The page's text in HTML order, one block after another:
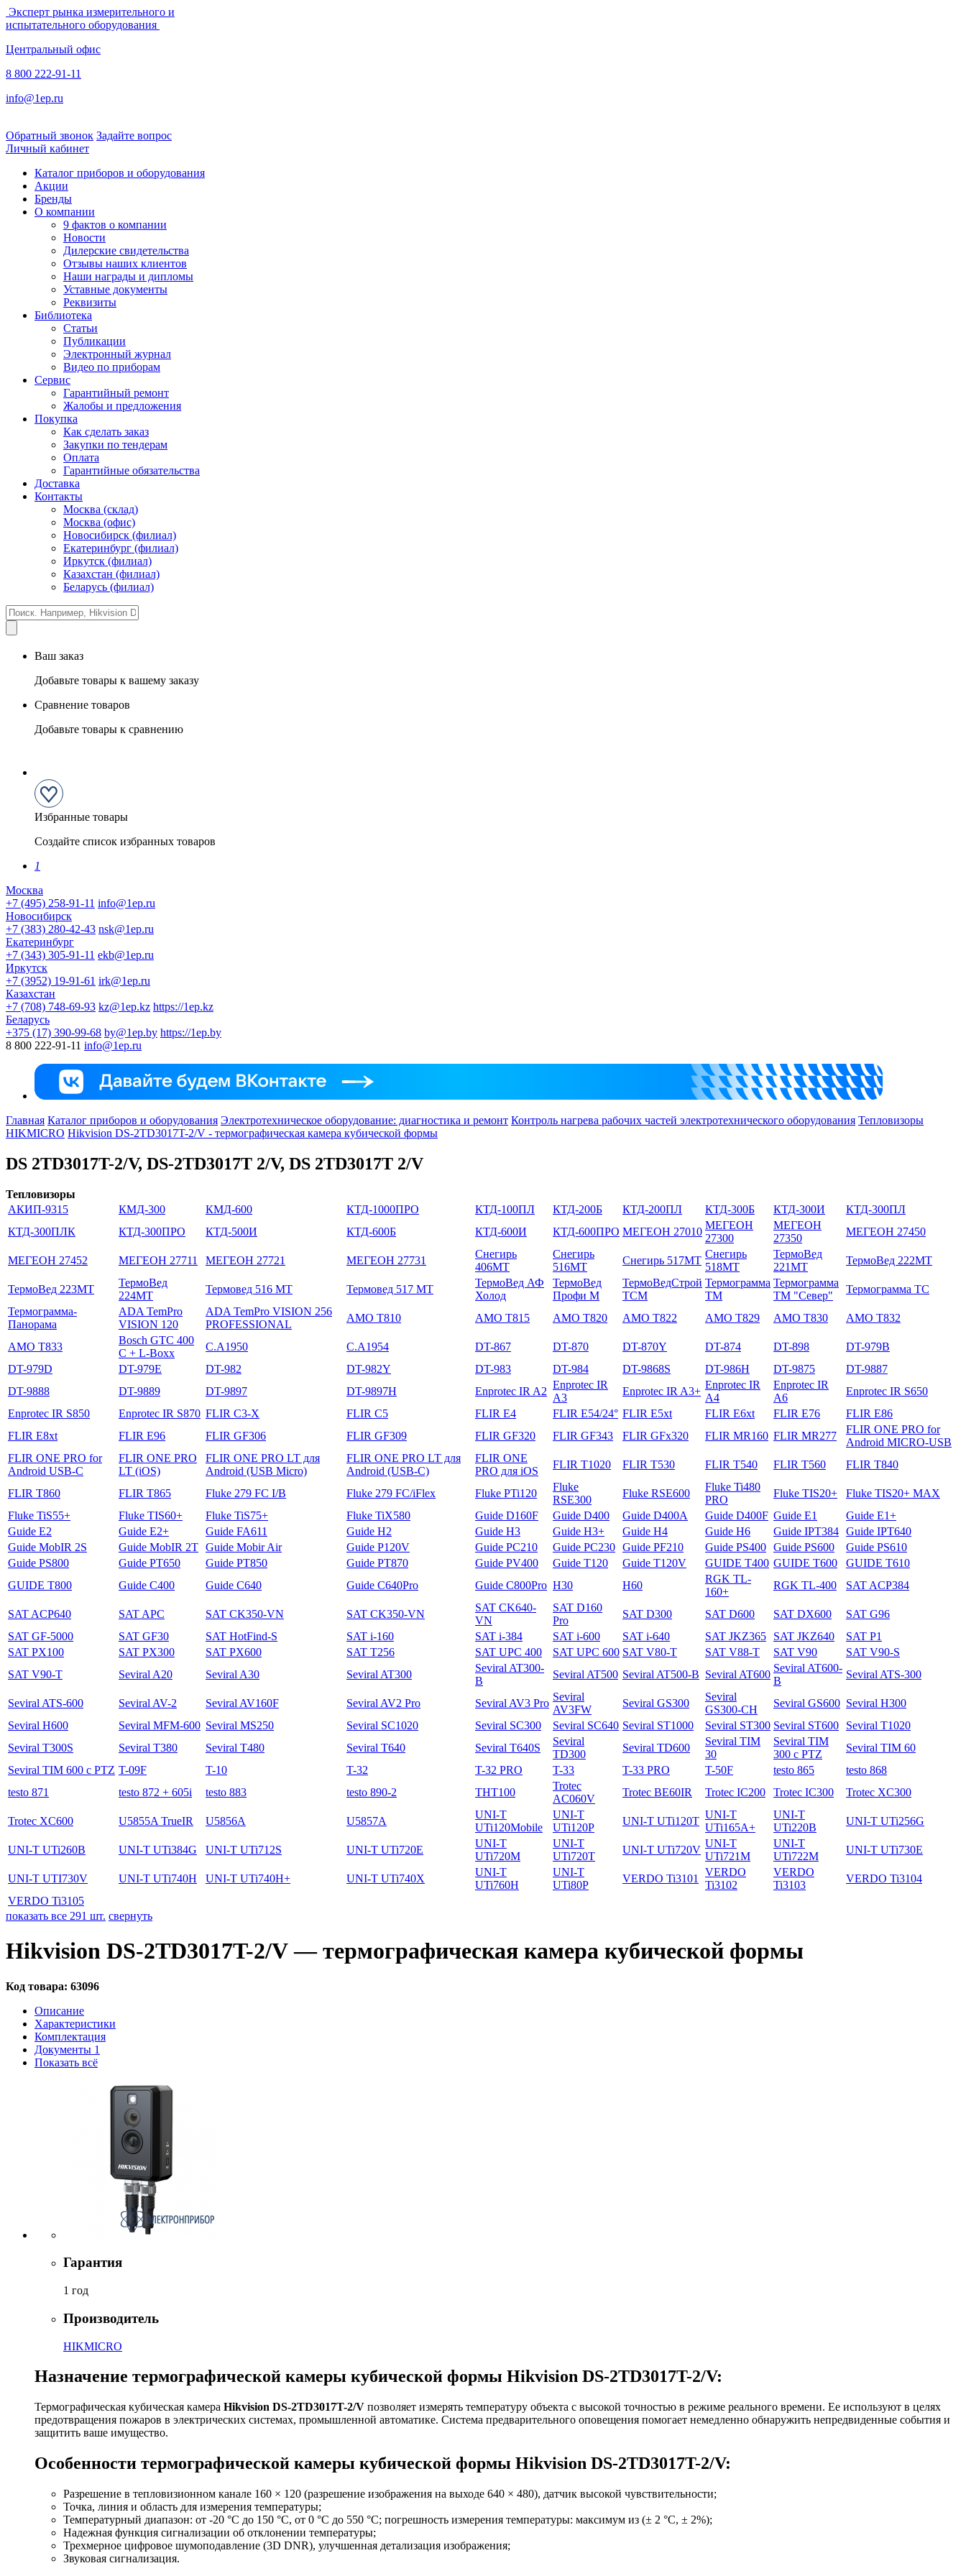
Эксперт рынка измерительного и
испытательного оборудования
Центральный офис
8 800 222-91-11
info@1ep.ru
Обратный звонок Задайте вопрос
Личный кабинет
Каталог приборов и оборудования
Акции
Бренды
О компании
9 фактов о компании
Новости
Дилерские свидетельства
Отзывы наших клиентов
Наши награды и дипломы
Уставные документы
Реквизиты
Библиотека
Статьи
Публикации
Электронный журнал
Видео по приборам
Сервис
Гарантийный ремонт
Жалобы и предложения
Покупка
Как сделать заказ
Закупки по тендерам
Оплата
Гарантийные обязательства
Доставка
Контакты
Москва (склад)
Москва (офис)
Новосибирск (филиал)
Екатеринбург (филиал)
Иркутск (филиал)
Казахстан (филиал)
Беларусь (филиал)
Ваш заказ
Добавьте товары к вашему заказу
Сравнение товаров
Добавьте товары к сравнению
Избранные товары
Создайте список избранных товаров
1
Москва
+7 (495) 258-91-11 info@1ep.ru
Новосибирск
+7 (383) 280-42-43 nsk@1ep.ru
Екатеринбург
+7 (343) 305-91-11 ekb@1ep.ru
Иркутск
+7 (3952) 19-91-61 irk@1ep.ru
Казахстан
+7 (708) 748-69-93 kz@1ep.kz https://1ep.kz
Беларусь
+375 (17) 390-99-68 by@1ep.by https://1ep.by
8 800 222-91-11 info@1ep.ru
Главная Каталог приборов и оборудования Электротехническое оборудование: диагностика и ремонт Контроль нагрева рабочих частей электротехнического оборудования Тепловизоры
HIKMICRO Hikvision DS-2TD3017T-2/V - термографическая камера кубической формы
DS 2TD3017T-2/V, DS-2TD3017T 2/V, DS 2TD3017T 2/V
Тепловизоры
АКИП-9315
КМД-300 КМД-600 КТД-1000ПРО КТД-100ПЛ КТД-200Б КТД-200ПЛ КТД-300Б КТД-300И
КТД-300ПЛ
КТД-300ПЛК
КТД-300ПРО КТД-500И КТД-600Б КТД-600И КТД-600ПРО МЕГЕОН 27010
МЕГЕОН
27300
МЕГЕОН
27350
МЕГЕОН 27450
МЕГЕОН 27452 МЕГЕОН 27711 МЕГЕОН 27721 МЕГЕОН 27731
Снегирь
406МТ
Снегирь
516МТ
Снегирь 517МТ
Снегирь
518МТ
ТермоВед
221МТ
ТермоВед 222МТ
ТермоВед 223МТ
ТермоВед
224МТ
Термовед 516 МТ Термовед 517 МТ
ТермоВед АФ
Холод
ТермоВед
Профи М
ТермоВедСтрой
ТСМ
Термограмма
ТМ
Термограмма
ТМ "Север"
Термограмма ТС
Термограмма-
Панорама
ADA TemPro
VISION 120
ADA TemPro VISION 256
PROFESSIONAL
AMO T810 AMO T815 AMO T820 AMO T822 AMO T829 AMO T830 AMO T832
AMO T833
Bosch GTC 400
C + L-Boxx
C.A1950 C.A1954 DT-867 DT-870 DT-870Y DT-874 DT-898
DT-979B
DT-979D
DT-979E DT-982 DT-982Y DT-983 DT-984 DT-9868S DT-986H DT-9875
DT-9887
DT-9888
DT-9889 DT-9897 DT-9897H Enprotec IR A2
Enprotec IR
A3
Enprotec IR A3+
Enprotec IR
A4
Enprotec IR
A6
Enprotec IR S650
Enprotec IR S850
Enprotec IR S870 FLIR C3-X FLIR C5 FLIR E4 FLIR E54/24° FLIR E5xt FLIR E6xt FLIR E76
FLIR E86
FLIR E8xt
FLIR E96 FLIR GF306 FLIR GF309 FLIR GF320 FLIR GF343 FLIR GFх320 FLIR MR160 FLIR MR277
FLIR ONE PRO for
Android MICRO-USB
FLIR ONE PRO for
Android USB-C
FLIR ONE PRO
LT (iOS)
FLIR ONE PRO LT для
Android (USB Micro)
FLIR ONE PRO LT для
Android (USB-C)
FLIR ONE
PRO для iOS
FLIR T1020 FLIR T530 FLIR T540 FLIR T560 FLIR T840
FLIR T860 FLIR T865 Fluke 279 FC I/B Fluke 279 FC/iFlex Fluke PTi120
Fluke
RSE300
Fluke RSE600
Fluke Ti480
PRO
Fluke TIS20+
Fluke TIS20+ MAX
Fluke TiS55+
Fluke TIS60+ Fluke TiS75+ Fluke TiX580 Guide D160F Guide D400 Guide D400A Guide D400F Guide E1
Guide E1+
Guide E2
Guide E2+ Guide FA611 Guide H2 Guide H3 Guide H3+ Guide H4 Guide H6 Guide IPT384 Guide IPT640
Guide MobIR 2S
Guide MobIR 2T Guide Mobir Air Guide P120V Guide PC210 Guide PC230 Guide PF210 Guide PS400 Guide PS600
Guide PS610
Guide PS800
Guide PT650 Guide PT850 Guide PT870 Guide PV400 Guide T120 Guide T120V GUIDE T400 GUIDE T600
GUIDE T610
GUIDE T800
Guide С400 Guide С640 Guide С640Pro Guide С800Pro H30 H60
RGK TL-
160+
RGK TL-400 SAT ACP384
SAT ACP640 SAT APC SAT CK350-VN SAT CK350-VN
SAT CK640-
VN
SAT D160
Pro
SAT D300 SAT D600 SAT DX600
SAT G96
SAT GF-5000
SAT GF30 SAT HotFind-S SAT i-160 SAT i-384 SAT i-600 SAT i-640 SAT JKZ365 SAT JKZ640
SAT P1
SAT PX100
SAT PX300 SAT PX600 SAT T256 SAT UPC 400 SAT UPC 600 SAT V80-T SAT V88-T SAT V90
SAT V90-S
SAT V90-T
Seviral A20 Seviral A30 Seviral AT300
Seviral AT300-
B
Seviral AT500 Seviral AT500-B Seviral AT600
Seviral AT600-
B
Seviral ATS-300
Seviral ATS-600 Seviral AV-2 Seviral AV160F Seviral AV2 Pro Seviral AV3 Pro
Seviral
AV3FW
Seviral GS300
Seviral
GS300-CH
Seviral GS600 Seviral H300
Seviral H600
Seviral MFM-600 Seviral MS250 Seviral SC1020 Seviral SC300 Seviral SC640 Seviral ST1000 Seviral ST300 Seviral ST600
Seviral T1020
Seviral T300S
Seviral T380 Seviral T480 Seviral T640 Seviral T640S
Seviral
TD300
Seviral TD600
Seviral TIM
30
Seviral TIM
300 с PTZ
Seviral TIM 60
Seviral TIM 600 с PTZ T-09F T-10 T-32 T-32 PRO T-33 T-33 PRO T-50F testo 865
testo 868
testo 871
testo 872 + 605i testo 883 testo 890-2 THT100
Trotec
AC060V
Trotec BE60IR Trotec IC200 Trotec IC300 Trotec XC300
Trotec XC600 U5855A TrueIR U5856A U5857A
UNI-T
UTi120Mobile
UNI-T
UTi120P
UNI-T UTi120T
UNI-T
UTi165A+
UNI-T
UTi220B
UNI-T UTi256G
UNI-T UTi260B UNI-T UTi384G UNI-T UTi712S UNI-T UTi720E
UNI-T
UTi720M
UNI-T
UTi720T
UNI-T UTi720V
UNI-T
UTi721M
UNI-T
UTi722M
UNI-T UTi730E
UNI-T UTI730V UNI-T UTi740H UNI-T UTi740H+ UNI-T UTi740X
UNI-T
UTi760H
UNI-T
UTi80P
VERDO Ti3101
VERDO
Ti3102
VERDO
Ti3103
VERDO Ti3104
VERDO Ti3105
показать все 291 шт. свернуть
Hikvision DS-2TD3017T-2/V — термографическая камера кубической формы
Код товара: 63096
Описание
Характеристики
Комплектация
Документы 1
Показать всё
Гарантия
1 год
Производитель
HIKMICRO
Назначение термографической камеры кубической формы Hikvision DS-2TD3017T-2/V:
Термографическая кубическая камера Hikvision DS-2TD3017T-2/V позволяет измерять температуру объекта с высокой точностью в режиме реального времени. Ее используют в целях
предотвращения пожаров в электрических системах, промышленной автоматике. Система предварительного оповещения помогает немедленно обнаружить непредвиденные события и
защитить ваше имущество.
Особенности термографической камеры кубической формы Hikvision DS-2TD3017T-2/V:
Разрешение в тепловизионном канале 160 × 120 (разрешение изображения на выходе 640 × 480), датчик высокой чувствительности;
Точка, линия и область для измерения температуры;
Температурный диапазон: от -20 °C до 150 °C, от 0 °C до 550 °C; погрешность измерения температуры: максимум из (± 2 °C, ± 2%);
Надежная функция сигнализации об отклонении температуры;
Трехмерное цифровое шумоподавление (3D DNR), улучшенная детализация изображения;
Звуковая сигнализация.